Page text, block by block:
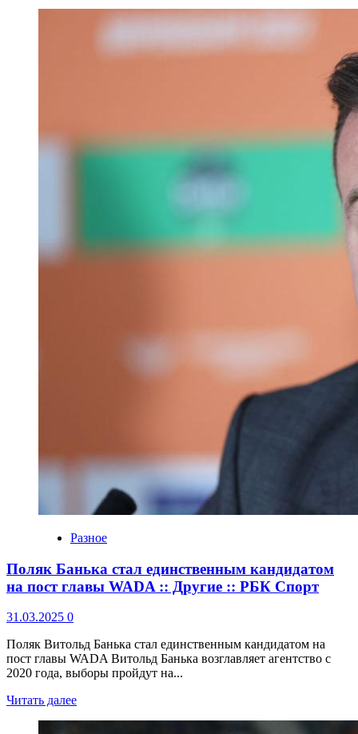
Разное
Поляк Банька стал единственным кандидатом
на пост главы WADA :: Другие :: РБК Спорт
31.03.2025 0
Поляк Витольд Банька стал единственным кандидатом на
пост главы WADA Витольд Банька возглавляет агентство с
2020 года, выборы пройдут на...
Читать далее